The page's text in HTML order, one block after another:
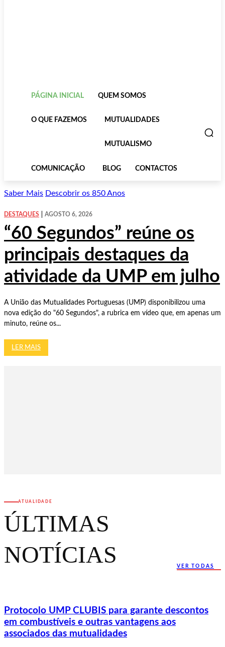
PÁGINA INICIAL QUEM SOMOS
O QUE FAZEMOS MUTUALIDADES
MUTUALISMO
COMUNICAÇÃO BLOG CONTACTOS
Saber Mais Descobrir os 850 Anos
DESTAQUES AGOSTO 6, 2026
“60 Segundos” reúne os
principais destaques da
atividade da UMP em julho
A União das Mutualidades Portuguesas (UMP) disponibilizou uma
nova edição do "60 Segundos", a rubrica em vídeo que, em apenas um
minuto, reúne os...
LER MAIS
ATUALIDADE
ÚLTIMAS
NOTÍCIAS
VER TODAS
Protocolo UMP CLUBIS para garante descontos
em combustíveis e outras vantagens aos
associados das mutualidades